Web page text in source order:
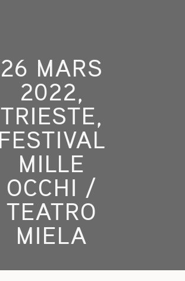
26 MARS
2022,
TRIESTE,
FESTIVAL
MILLE
OCCHI /
TEATRO
MIELA